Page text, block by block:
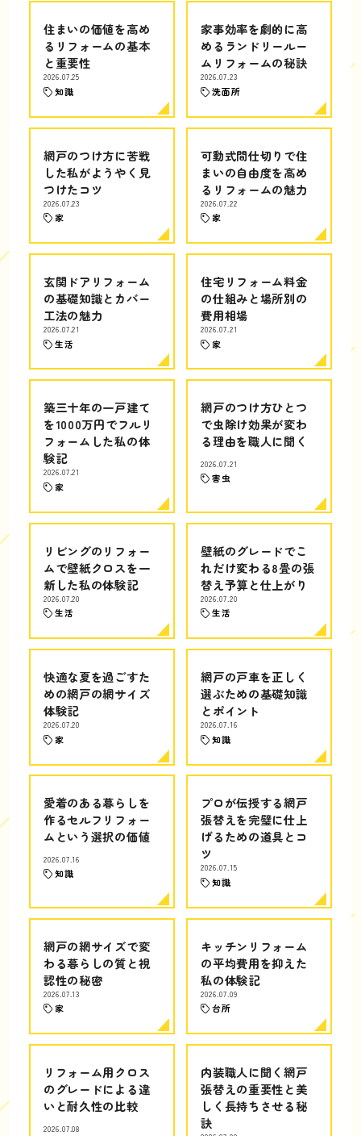
住まいの価値を高め
るリフォームの基本
と重要性
2026.07.25
知識
家事効率を劇的に高
めるランドリールー
ムリフォームの秘訣
2026.07.23
洗面所
網戸のつけ方に苦戦
した私がようやく見
つけたコツ
2026.07.23
家
可動式間仕切りで住
まいの自由度を高め
るリフォームの魅力
2026.07.22
家
玄関ドアリフォーム
の基礎知識とカバー
工法の魅力
2026.07.21
生活
住宅リフォーム料金
の仕組みと場所別の
費用相場
2026.07.21
家
築三十年の一戸建て
を1000万円でフルリ
フォームした私の体
験記
2026.07.21
家
網戸のつけ方ひとつ
で虫除け効果が変わ
る理由を職人に聞く
2026.07.21
害虫
リビングのリフォー
ムで壁紙クロスを一
新した私の体験記
2026.07.20
生活
壁紙のグレードでこ
れだけ変わる8畳の張
替え予算と仕上がり
2026.07.20
生活
快適な夏を過ごすた
めの網戸の網サイズ
体験記
2026.07.20
家
網戸の戸車を正しく
選ぶための基礎知識
とポイント
2026.07.16
知識
愛着のある暮らしを
作るセルフリフォー
ムという選択の価値
2026.07.16
知識
プロが伝授する網戸
張替えを完璧に仕上
げるための道具とコ
ツ
2026.07.15
知識
網戸の網サイズで変
わる暮らしの質と視
認性の秘密
2026.07.13
家
キッチンリフォーム
の平均費用を抑えた
私の体験記
2026.07.09
台所
リフォーム用クロス
のグレードによる違
いと耐久性の比較
2026.07.08
内装職人に聞く網戸
張替えの重要性と美
しく長持ちさせる秘
訣